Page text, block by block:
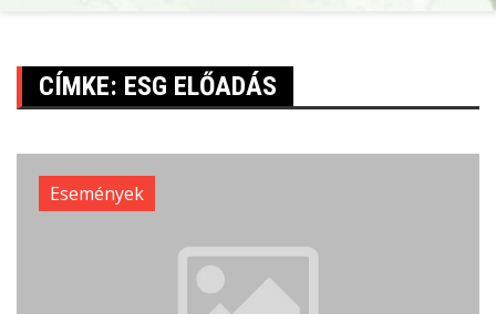
CÍMKE: ESG ELŐADÁS
Események